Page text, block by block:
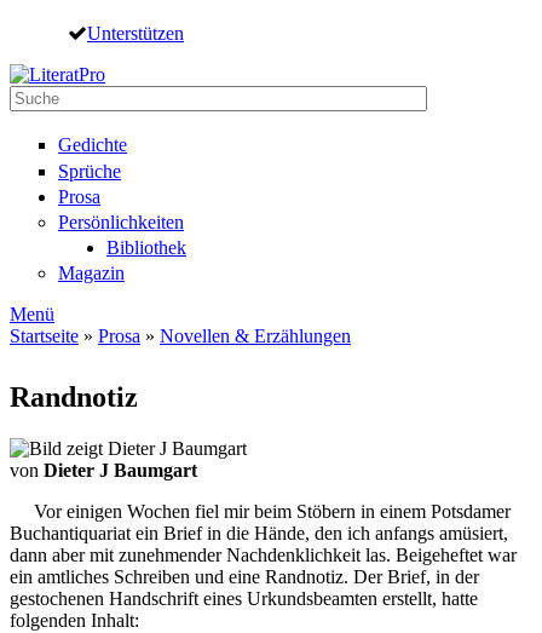
Direkt zum Inhalt
Unterstützen
Suche
Gedichte
Sprüche
Prosa
Persönlichkeiten
Bibliothek
Magazin
Menü
Startseite » Prosa » Novellen & Erzählungen
Randnotiz
von Dieter J Baumgart
Vor einigen Wochen fiel mir beim Stöbern in einem Potsdamer
Buchantiquariat ein Brief in die Hände, den ich anfangs amüsiert,
dann aber mit zunehmender Nachdenklichkeit las. Beigeheftet war
ein amtliches Schreiben und eine Randnotiz. Der Brief, in der
gestochenen Handschrift eines Urkundsbeamten erstellt, hatte
folgenden Inhalt: